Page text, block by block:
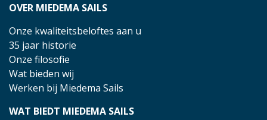
OVER MIEDEMA SAILS
Onze kwaliteitsbeloftes aan u
35 jaar historie
Onze filosofie
Wat bieden wij
Werken bij Miedema Sails
WAT BIEDT MIEDEMA SAILS